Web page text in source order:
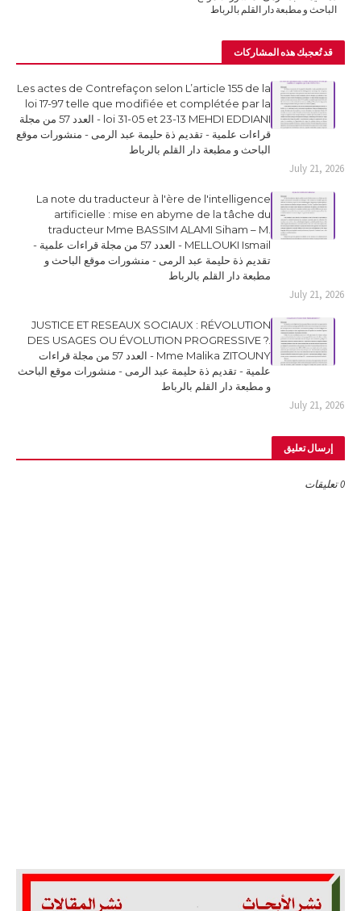
الباحث و مطبعة دار القلم بالرباط
قد تُعجبك هذه المشاركات
Les actes de Contrefaçon selon L’article 155 de la
loi 17-97 telle que modifiée et complétée par la
loi 31-05 et 23-13 MEHDI EDDIANI - العدد 57 من مجلة
قراءات علمية - تقديم ذة حليمة عبد الرمى - منشورات موقع
الباحث و مطبعة دار القلم بالرباط
July 21, 2026
La note du traducteur à l'ère de l'intelligence
artificielle : mise en abyme de la tâche du
traducteur Mme BASSIM ALAMI Siham – M.
MELLOUKI Ismail - العدد 57 من مجلة قراءات علمية -
تقديم ذة حليمة عبد الرمى - منشورات موقع الباحث و
مطبعة دار القلم بالرباط
July 21, 2026
JUSTICE ET RESEAUX SOCIAUX : RÉVOLUTION
DES USAGES OU ÉVOLUTION PROGRESSIVE ?.
Mme Malika ZITOUNY - العدد 57 من مجلة قراءات
علمية - تقديم ذة حليمة عبد الرمى - منشورات موقع الباحث
و مطبعة دار القلم بالرباط
July 21, 2026
إرسال تعليق
0 تعليقات